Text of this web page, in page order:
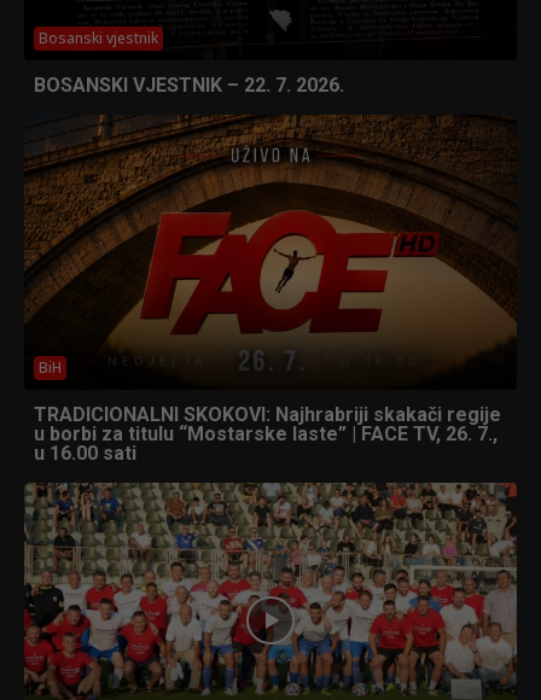
Bosanski vjestnik
BOSANSKI VJESTNIK – 22. 7. 2026.
BiH
TRADICIONALNI SKOKOVI: Najhrabriji skakači regije
u borbi za titulu “Mostarske laste” | FACE TV, 26. 7.,
u 16.00 sati